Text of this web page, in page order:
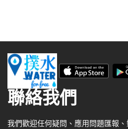
聯絡我們
我們歡迎任何疑問、應用問題匯報、